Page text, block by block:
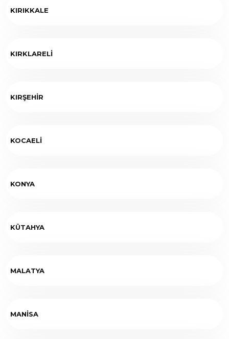
KIRIKKALE
KIRKLARELİ
KIRŞEHİR
KOCAELİ
KONYA
KÜTAHYA
MALATYA
MANİSA